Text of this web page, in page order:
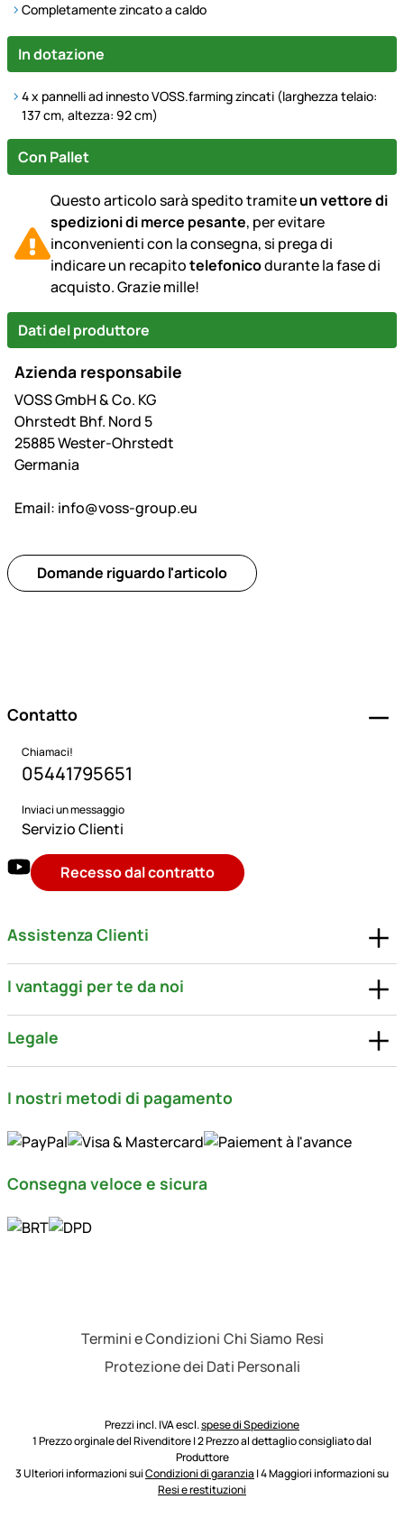
Completamente zincato a caldo
In dotazione
4 x pannelli ad innesto VOSS.farming zincati (larghezza telaio:
137 cm, altezza: 92 cm)
Con Pallet
Questo articolo sarà spedito tramiteun vettore di
spedizioni di merce pesante, per evitare
inconvenienti con la consegna, si prega di
indicare un recapitotelefonicodurante la fase di
acquisto. Grazie mille!
Dati del produttore
Azienda responsabile
VOSS GmbH & Co. KG
Ohrstedt Bhf. Nord 5
25885 Wester-Ohrstedt
Germania
Email: info@voss-group.eu
Domande riguardo l'articolo
Contatto
Chiamaci!
05441795651
Inviaci un messaggio
Servizio Clienti
Recesso dal contratto
Assistenza Clienti
I vantaggi per te da noi
Legale
I nostri metodi di pagamento
Consegna veloce e sicura
Termini e Condizioni Chi Siamo Resi
Protezione dei Dati Personali
Prezzi incl. IVA escl.spese di Spedizione
1 Prezzo orginale del Rivenditore | 2 Prezzo al dettaglio consigliato dal
Produttore
3 Ulteriori informazioni suiCondizioni di garanzia | 4 Maggiori informazioni su
Resi e restituzioni